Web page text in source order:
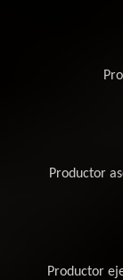
Productor
Productor